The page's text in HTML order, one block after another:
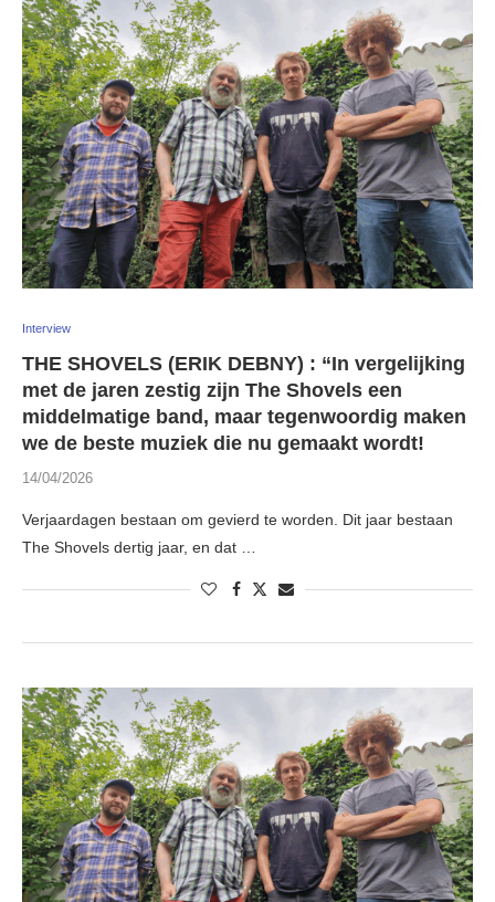
Interview
THE SHOVELS (ERIK DEBNY) : “In vergelijking
met de jaren zestig zijn The Shovels een
middelmatige band, maar tegenwoordig maken
we de beste muziek die nu gemaakt wordt!
14/04/2026
Verjaardagen bestaan om gevierd te worden. Dit jaar bestaan
The Shovels dertig jaar, en dat …